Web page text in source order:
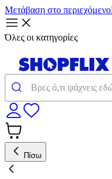
Μετάβαση στο περιεχόμενο
Όλες οι κατηγορίες
Πίσω